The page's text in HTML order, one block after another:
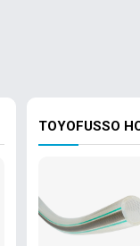
TOYOFUSSO